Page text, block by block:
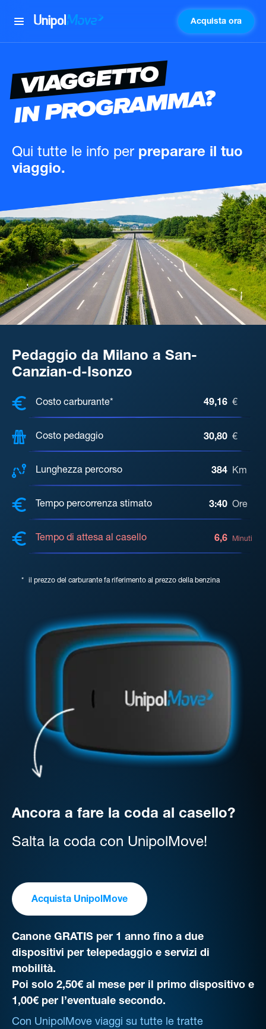
UnipolMove Acquista ora
VIAGGETTO
IN PROGRAMMA?
Qui tutte le info per preparare il tuo
viaggio.
Pedaggio da Milano a San-
Canzian-d-Isonzo
COSTI, DISTANZA, TEMPO DI
Costo carburante* 49,16 €
Costo pedaggio 30,80 €
Lunghezza percorso 384 Km
Tempo percorrenza stimato 3:40 Ore
Tempo di attesa al casello 6,6 Minuti
* il prezzo del carburante fa riferimento al prezzo della benzina
Ancora a fare la coda al casello?
Salta la coda con UnipolMove!
Acquista UnipolMove
Canone GRATIS per 1 anno fino a due
dispositivi per telepedaggio e servizi di
mobilità.
Poi solo 2,50€ al mese per il primo dispositivo e
1,00€ per l’eventuale secondo.
Con UnipolMove viaggi su tutte le tratte